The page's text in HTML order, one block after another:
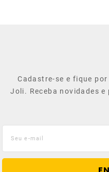
Cadastre-se e fique
Joli. Receba novidades